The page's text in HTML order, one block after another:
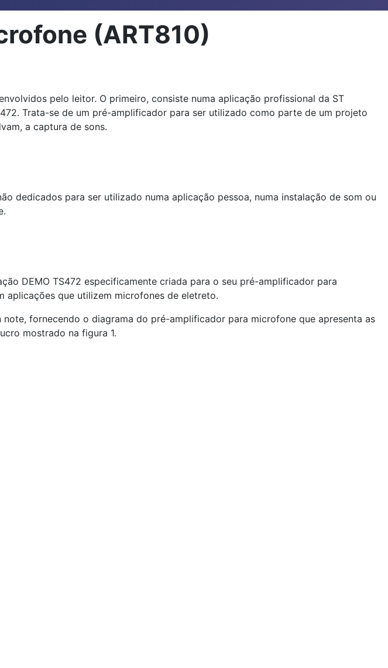
(ART810)
pelo leitor. O primeiro, consiste numa aplicação profissional da ST
472. Trata-se de um pré-amplificador para ser utilizado como parte de um projeto
a captura de sons.
dedicados para ser utilizado numa aplicação pessoa, numa instalação de som ou
DEMO TS472 especificamente criada para o seu pré-amplificador para
aplicações que utilizem microfones de eletreto.
fornecendo o diagrama do pré-amplificador para microfone que apresenta as
mostrado na figura 1.